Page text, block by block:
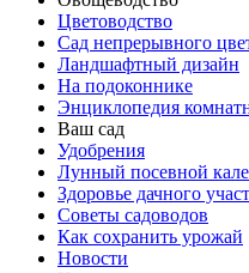
Цветоводство
Сад непрерывного
Ландшафтный дизайн
На подоконнике
Энциклопедия
Ваш сад
Удобрения
Лунный посевной
Здоровье дачного
Советы садоводов
Как сохранить урожай
Новости